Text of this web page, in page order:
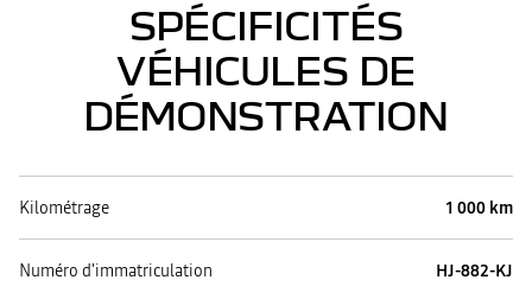
SPÉCIFICITÉS
VÉHICULES DE
DÉMONSTRATION
Kilométrage 1 000 km
Numéro d'immatriculation HJ-882-KJ